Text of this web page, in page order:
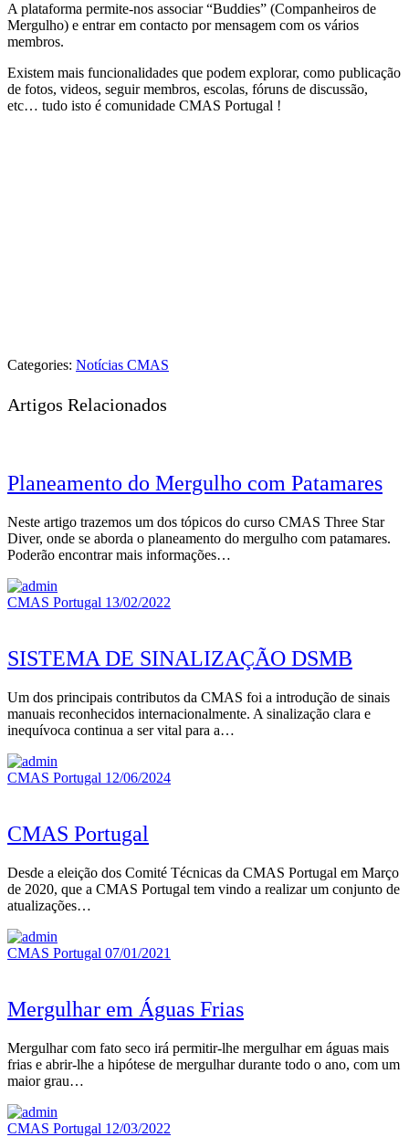
A plataforma permite-nos associar “Buddies” (Companheiros de
Mergulho) e entrar em contacto por mensagem com os vários
membros.
Existem mais funcionalidades que podem explorar, como publicação
de fotos, videos, seguir membros, escolas, fóruns de discussão,
etc… tudo isto é comunidade CMAS Portugal !
Categories: Notícias CMAS
Artigos Relacionados
Planeamento do Mergulho com Patamares
Neste artigo trazemos um dos tópicos do curso CMAS Three Star
Diver, onde se aborda o planeamento do mergulho com patamares.
Poderão encontrar mais informações…
CMAS Portugal 13/02/2022
SISTEMA DE SINALIZAÇÃO DSMB
Um dos principais contributos da CMAS foi a introdução de sinais
manuais reconhecidos internacionalmente. A sinalização clara e
inequívoca continua a ser vital para a…
CMAS Portugal 12/06/2024
CMAS Portugal
Desde a eleição dos Comité Técnicas da CMAS Portugal em Março
de 2020, que a CMAS Portugal tem vindo a realizar um conjunto de
atualizações…
CMAS Portugal 07/01/2021
Mergulhar em Águas Frias
Mergulhar com fato seco irá permitir-lhe mergulhar em águas mais
frias e abrir-lhe a hipótese de mergulhar durante todo o ano, com um
maior grau…
CMAS Portugal 12/03/2022